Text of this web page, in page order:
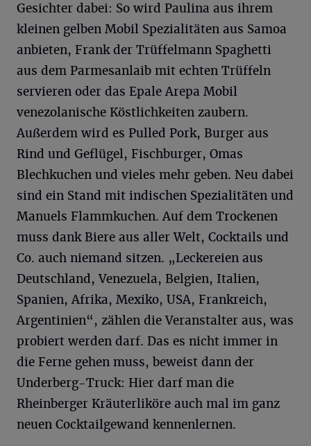
Gesichter dabei: So wird Paulina aus ihrem
kleinen gelben Mobil Spezialitäten aus Samoa
anbieten, Frank der Trüffelmann Spaghetti
aus dem Parmesanlaib mit echten Trüffeln
servieren oder das Epale Arepa Mobil
venezolanische Köstlichkeiten zaubern.
Außerdem wird es Pulled Pork, Burger aus
Rind und Geflügel, Fischburger, Omas
Blechkuchen und vieles mehr geben. Neu dabei
sind ein Stand mit indischen Spezialitäten und
Manuels Flammkuchen. Auf dem Trockenen
muss dank Biere aus aller Welt, Cocktails und
Co. auch niemand sitzen. „Leckereien aus
Deutschland, Venezuela, Belgien, Italien,
Spanien, Afrika, Mexiko, USA, Frankreich,
Argentinien“, zählen die Veranstalter aus, was
probiert werden darf. Das es nicht immer in
die Ferne gehen muss, beweist dann der
Underberg-Truck: Hier darf man die
Rheinberger Kräuterliköre auch mal im ganz
neuen Cocktailgewand kennenlernen.